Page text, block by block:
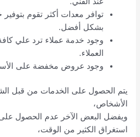
توافر معدات أكثر تقوم
بشكل أفضل.
وجود خدمة عملاء ترد علي
العملاء.
وجود عروض مخفضة على
يتم الحصول على الخدمات من قبل
الأشخاص،
ويفضل البعض الآخر عدم الحصول
استغراق الكثير من الوقت،